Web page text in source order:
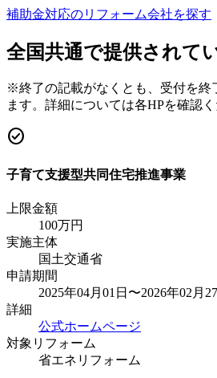
補助金対応のリフォーム会社を探す
全国共通で提供されて
※終了の記載がなくとも、受付を終
ます。詳細については各HPを確認く
check_circle
子育て支援型共同住宅推進事業
上限金額
100万円
実施主体
国土交通省
申請期間
2025年04月01日〜2026年02月
詳細
公式ホームページ
対象リフォーム
省エネリフォーム